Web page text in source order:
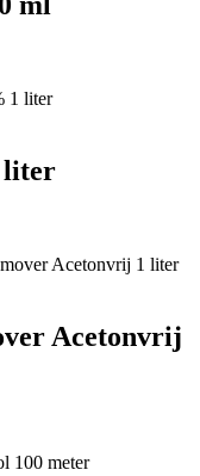
liter
Acetonvrij